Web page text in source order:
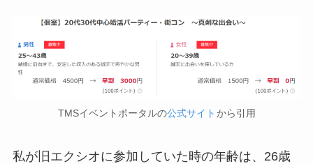
TMSイベントポータルの公式サイト から引用
私が旧エクシオに参加していた時の年齢は、26歳